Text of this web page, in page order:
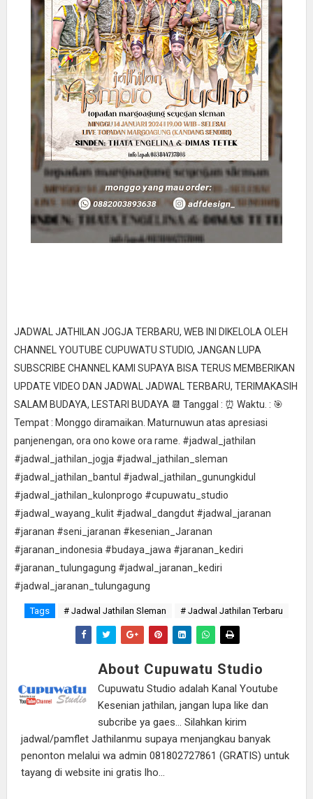
JADWAL JATHILAN JOGJA TERBARU, WEB INI DIKELOLA OLEH
CHANNEL YOUTUBE CUPUWATU STUDIO, JANGAN LUPA
SUBSCRIBE CHANNEL KAMI SUPAYA BISA TERUS MEMBERIKAN
UPDATE VIDEO DAN JADWAL JADWAL TERBARU, TERIMAKASIH
SALAM BUDAYA, LESTARI BUDAYA 📆 Tanggal : ⏰ Waktu. : 🎯
Tempat : Monggo diramaikan. Maturnuwun atas apresiasi
panjenengan, ora ono kowe ora rame. #jadwal_jathilan
#jadwal_jathilan_jogja #jadwal_jathilan_sleman
#jadwal_jathilan_bantul #jadwal_jathilan_gunungkidul
#jadwal_jathilan_kulonprogo #cupuwatu_studio
#jadwal_wayang_kulit #jadwal_dangdut #jadwal_jaranan
#jaranan #seni_jaranan #kesenian_Jaranan
#jaranan_indonesia #budaya_jawa #jaranan_kediri
#jaranan_tulungagung #jadwal_jaranan_kediri
#jadwal_jaranan_tulungagung
Tags # Jadwal Jathilan Sleman # Jadwal Jathilan Terbaru
About Cupuwatu Studio
Cupuwatu Studio adalah Kanal Youtube
Kesenian jathilan, jangan lupa like dan
subcribe ya gaes... Silahkan kirim
jadwal/pamflet Jathilanmu supaya menjangkau banyak
penonton melalui wa admin 081802727861 (GRATIS) untuk
tayang di website ini gratis lho...